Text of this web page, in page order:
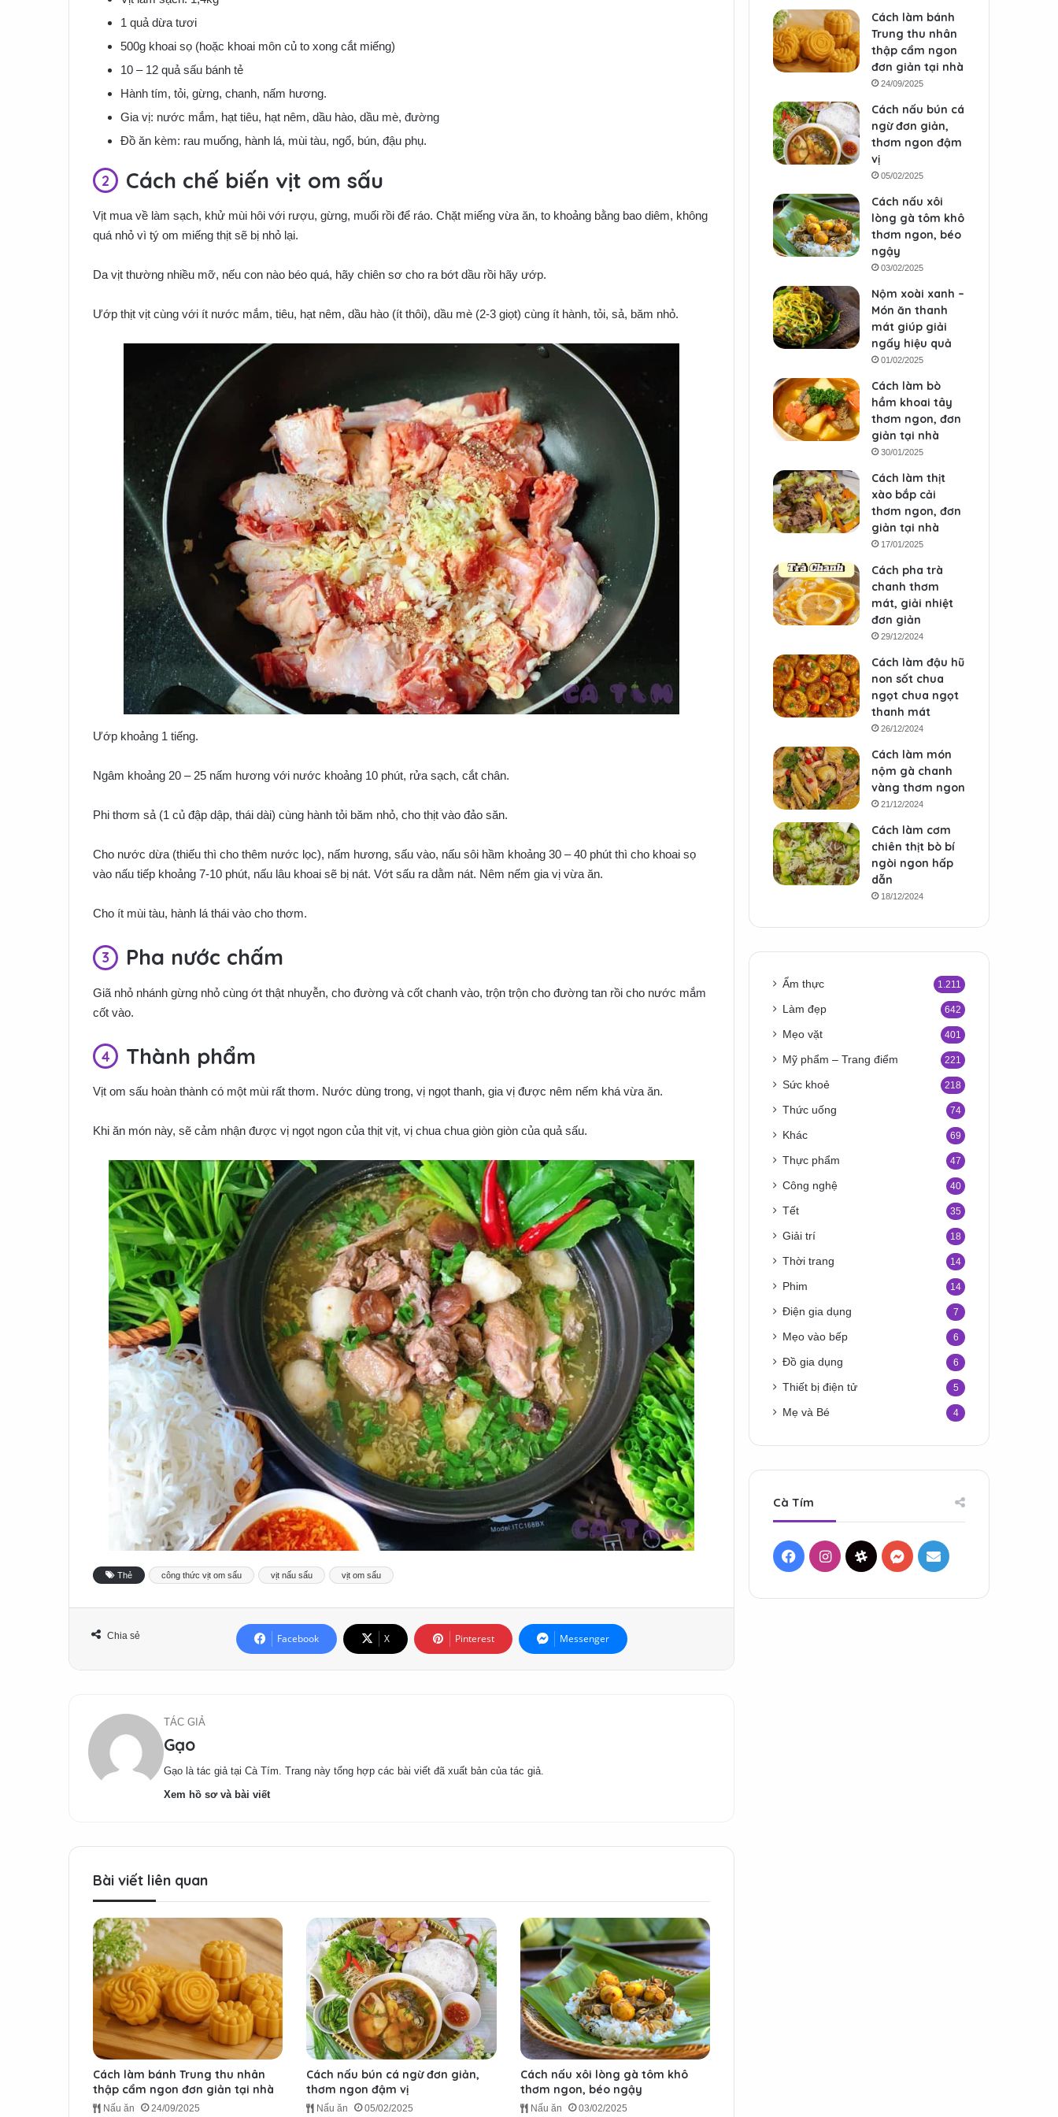
1 quả dừa tươi
500g khoai sọ (hoặc khoai môn củ to xong cắt miếng)
10 – 12 quả sấu bánh tẻ
Hành tím, tỏi, gừng, chanh, nấm hương.
Gia vị: nước mắm, hạt tiêu, hạt nêm, dầu hào, dầu mè, đường
Đồ ăn kèm: rau muống, hành lá, mùi tàu, ngổ, bún, đậu phụ.
Cách chế biến vịt om sấu
Vịt mua về làm sạch, khử mùi hôi với rượu, gừng, muối rồi để ráo. Chặt miếng vừa ăn, to khoảng bằng bao diêm, không
quá nhỏ vì tý om miếng thịt sẽ bị nhỏ lại.
Da vịt thường nhiều mỡ, nếu con nào béo quá, hãy chiên sơ cho ra bớt dầu rồi hãy ướp.
Ướp thịt vịt cùng với ít nước mắm, tiêu, hạt nêm, dầu hào (ít thôi), dầu mè (2-3 giọt) cùng ít hành, tỏi, sả, băm nhỏ.
Ướp khoảng 1 tiếng.
Ngâm khoảng 20 – 25 nấm hương với nước khoảng 10 phút, rửa sạch, cắt chân.
Phi thơm sả (1 củ đập dập, thái dài) cùng hành tỏi băm nhỏ, cho thịt vào đảo săn.
Cho nước dừa (thiếu thì cho thêm nước lọc), nấm hương, sấu vào, nấu sôi hầm khoảng 30 – 40 phút thì cho khoai sọ
vào nấu tiếp khoảng 7-10 phút, nấu lâu khoai sẽ bị nát. Vớt sấu ra dằm nát. Nêm nếm gia vị vừa ăn.
Cho ít mùi tàu, hành lá thái vào cho thơm.
Pha nước chấm
Giã nhỏ nhánh gừng nhỏ cùng ớt thật nhuyễn, cho đường và cốt chanh vào, trộn trộn cho đường tan rồi cho nước mắm
cốt vào.
Thành phẩm
Vịt om sấu hoàn thành có một mùi rất thơm. Nước dùng trong, vị ngọt thanh, gia vị được nêm nếm khá vừa ăn.
Khi ăn món này, sẽ cảm nhận được vị ngọt ngon của thịt vịt, vị chua chua giòn giòn của quả sấu.
Thẻ công thức vịt om sấu vịt nấu sấu vịt om sấu
Chia sẻ Facebook X Pinterest Messenger
TÁC GIẢ
Gạo
Gạo là tác giả tại Cà Tím. Trang này tổng hợp các bài viết đã xuất bản của tác giả.
Xem hồ sơ và bài viết
Bài viết liên quan
Cách làm bánh Trung thu nhân
thập cẩm ngon đơn giản tại nhà
Nấu ăn 24/09/2025
Cách nấu bún cá ngừ đơn giản,
thơm ngon đậm vị
Nấu ăn 05/02/2025
Cách nấu xôi lòng gà tôm khô
thơm ngon, béo ngậy
Nấu ăn 03/02/2025
Cách làm bánh
Trung thu nhân
thập cẩm ngon
đơn giản tại nhà
24/09/2025
Cách nấu bún cá
ngừ đơn giản,
thơm ngon đậm
vị
05/02/2025
Cách nấu xôi
lòng gà tôm khô
thơm ngon, béo
ngậy
03/02/2025
Nộm xoài xanh –
Món ăn thanh
mát giúp giải
ngấy hiệu quả
01/02/2025
Cách làm bò
hầm khoai tây
thơm ngon, đơn
giản tại nhà
30/01/2025
Cách làm thịt
xào bắp cải
thơm ngon, đơn
giản tại nhà
17/01/2025
Cách pha trà
chanh thơm
mát, giải nhiệt
đơn giản
29/12/2024
Cách làm đậu hũ
non sốt chua
ngọt chua ngọt
thanh mát
26/12/2024
Cách làm món
nộm gà chanh
vàng thơm ngon
21/12/2024
Cách làm cơm
chiên thịt bò bí
ngòi ngon hấp
dẫn
18/12/2024
Ẩm thực 1.211
Làm đẹp 642
Mẹo vặt 401
Mỹ phẩm – Trang điểm 221
Sức khoẻ 218
Thức uống 74
Khác 69
Thực phẩm 47
Công nghệ 40
Tết 35
Giải trí 18
Thời trang 14
Phim 14
Điện gia dụng 7
Mẹo vào bếp 6
Đồ gia dụng 6
Thiết bị điện tử 5
Mẹ và Bé 4
Cà Tím
FacebookInstagramThreadsMessenger
Mail